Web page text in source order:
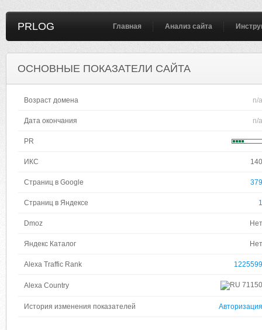
PRLOG Главная Анализ сайта
ОСНОВНЫЕ ПОКАЗАТЕЛИ САЙТА
Возраст домена n/a
Дата окончания n/a
PR
ИКС 140
Страниц в Google 379
Страниц в Яндексе 1
Dmoz Нет
Яндекс Каталог Нет
Alexa Traffic Rank 1225599
Alexa Country 71150
История изменения показателей Авторизация